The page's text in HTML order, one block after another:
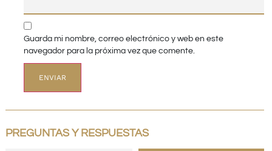
Guarda mi nombre, correo electrónico y web en este
navegador para la próxima vez que comente.
PREGUNTAS Y RESPUESTAS